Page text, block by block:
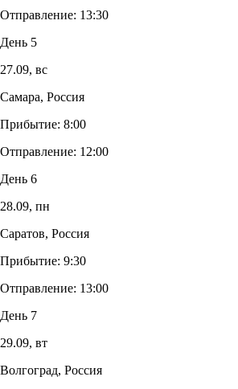
Отправление: 13:30
День 5
27.09, вс
Самара, Россия
Прибытие: 8:00
Отправление: 12:00
День 6
28.09, пн
Саратов, Россия
Прибытие: 9:30
Отправление: 13:00
День 7
29.09, вт
Волгоград, Россия